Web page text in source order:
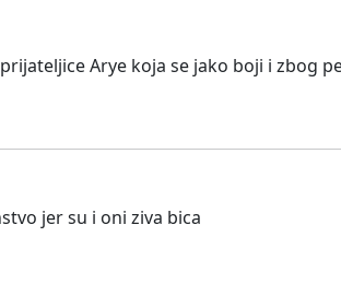
Arye koja se jako boji i zbog
jer su i oni ziva bica